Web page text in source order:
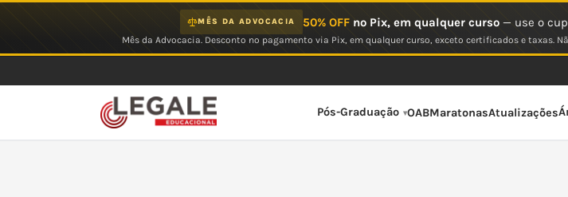
MÊS DA ADVOCACIA 50% OFFno Pix, em qualquer curso— use o
Mês da Advocacia. Desconto no pagamento via Pix, em qualquer curso, exceto certificados e
Pós-Graduação OABMaratonasAtualizações